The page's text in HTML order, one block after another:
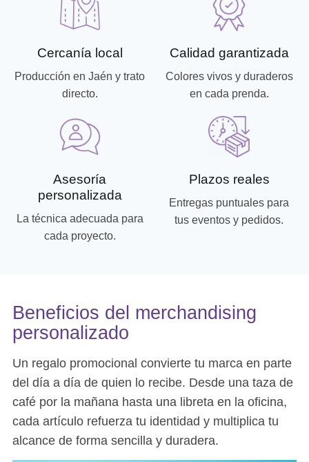
Cercanía local
Producción en Jaén y trato
directo.
Calidad garantizada
Colores vivos y duraderos
en cada prenda.
Asesoría
personalizada
La técnica adecuada para
cada proyecto.
Plazos reales
Entregas puntuales para
tus eventos y pedidos.
Beneficios del merchandising
personalizado
Un regalo promocional convierte tu marca en parte
del día a día de quien lo recibe. Desde una taza de
café por la mañana hasta una libreta en la oficina,
cada artículo refuerza tu identidad y multiplica tu
alcance de forma sencilla y duradera.